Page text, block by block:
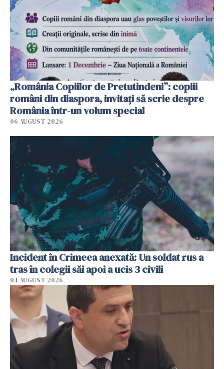
„România Copiilor de Pretutindeni”: copiii
români din diaspora, invitați să scrie despre
România într-un volum special
06 AUGUST 2026
Incident în Crimeea anexată: Un soldat rus a
tras în colegii săi apoi a ucis 3 civili
04 AUGUST 2026